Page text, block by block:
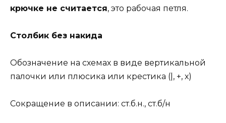
крючке не считается, это рабочая петля.
Столбик без накида
Обозначение на схемах в виде вертикальной
палочки или плюсика или крестика (|, +, х)
Сокращение в описании: ст.б.н., ст.б/н